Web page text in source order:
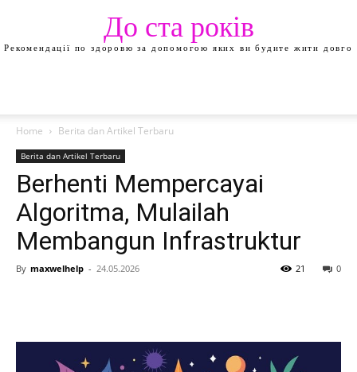
До ста років
Рекомендації по здоровю за допомогою яких ви будите жити довго
Home Berita dan Artikel Terbaru
Berita dan Artikel Terbaru
Berhenti Mempercayai
Algoritma, Mulailah
Membangun Infrastruktur
By maxwelhelp - 24.05.2026 0
21